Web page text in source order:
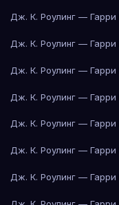
Дж. К. Роулинг — Гарри
Дж. К. Роулинг —
Дж. К. Роулинг —
Дж. К. Роулинг —
Дж. К. Роулинг — Гарри
Дж. К. Роулинг —
Дж. К. Роулинг —